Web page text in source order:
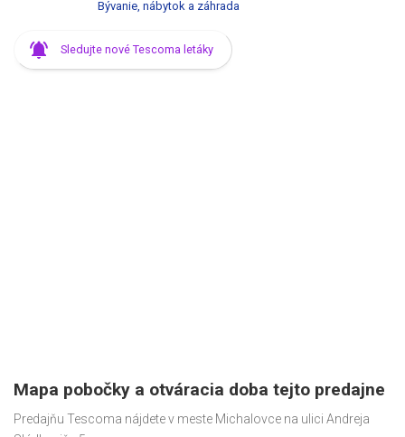
Bývanie, nábytok a záhrada
Sledujte nové Tescoma letáky
Mapa pobočky a otváracia doba tejto predajne
Predajňu Tescoma nájdete v meste Michalovce na ulici Andreja